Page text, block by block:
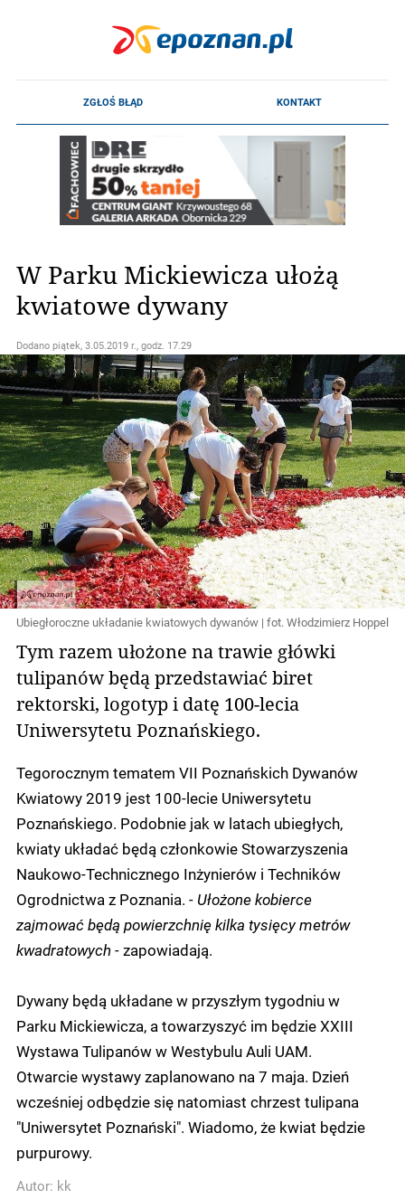
W Parku Mickiewicza ułożą
kwiatowe dywany
Dodano piątek, 3.05.2019 r., godz. 17.29
Ubiegłoroczne układanie kwiatowych dywanów | fot. Włodzimierz Hoppel
Tym razem ułożone na trawie główki
tulipanów będą przedstawiać biret
rektorski, logotyp i datę 100-lecia
Uniwersytetu Poznańskiego.
Tegorocznym tematem VII Poznańskich Dywanów
Kwiatowy 2019 jest 100-lecie Uniwersytetu
Poznańskiego. Podobnie jak w latach ubiegłych,
kwiaty układać będą członkowie Stowarzyszenia
Naukowo-Technicznego Inżynierów i Techników
Ogrodnictwa z Poznania. - Ułożone kobierce
zajmować będą powierzchnię kilka tysięcy metrów
kwadratowych -zapowiadają.
Dywany będą układane w przyszłym tygodniu w
Parku Mickiewicza, a towarzyszyć im będzie XXIII
Wystawa Tulipanów w Westybulu Auli UAM.
Otwarcie wystawy zaplanowano na 7 maja. Dzień
wcześniej odbędzie się natomiast chrzest tulipana
"Uniwersytet Poznański". Wiadomo, że kwiat będzie
purpurowy.
Autor: kk